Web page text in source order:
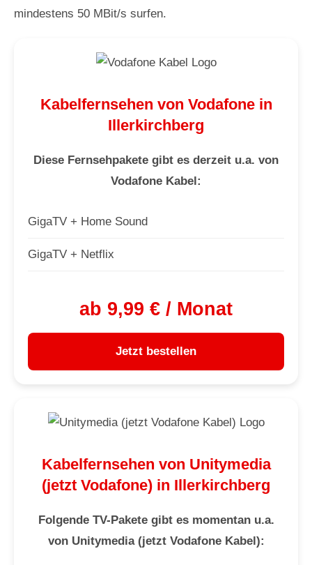
mindestens 50 MBit/s surfen.
Kabelfernsehen von Vodafone in
Illerkirchberg
Diese Fernsehpakete gibt es derzeit u.a. von
Vodafone Kabel:
GigaTV + Home Sound
GigaTV + Netflix
ab 9,99 € / Monat
Jetzt bestellen
Kabelfernsehen von Unitymedia
(jetzt Vodafone) in Illerkirchberg
Folgende TV-Pakete gibt es momentan u.a.
von Unitymedia (jetzt Vodafone Kabel):